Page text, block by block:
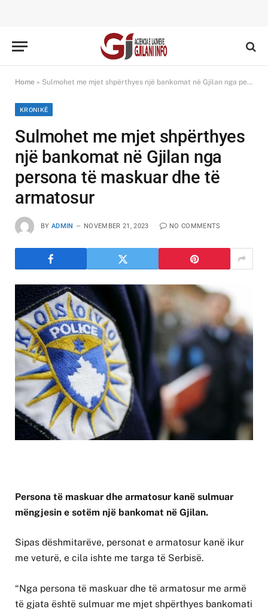
Home » Sulmohet me mjet shpërthyes një bankomat në Gjilan nga persona të maskuar dhe të armatosur
KRONIKË
Sulmohet me mjet shpërthyes
një bankomat në Gjilan nga
persona të maskuar dhe të
armatosur
BY ADMIN NOVEMBER 21, 2023 NO COMMENTS
Persona të maskuar dhe armatosur kanë sulmuar
mëngjesin e sotëm një bankomat në Gjilan.
Sipas dëshmitarëve, personat e armatosur kanë ikur
me veturë, e cila ishte me targa të Serbisë.
“Nga persona të maskuar dhe të armatosur me armë
të gjata është sulmuar me mjet shpërthyes bankomati